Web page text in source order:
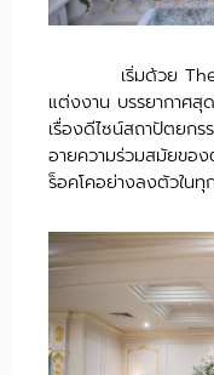
เริ่มด้วย The
แต่งงาน บรรยากาศสุ
เรื่องดีไซน์สถาปัตยกร
อายความร่วมสมัยขอ
ร็อคโคอย่างลงตัวในทุ